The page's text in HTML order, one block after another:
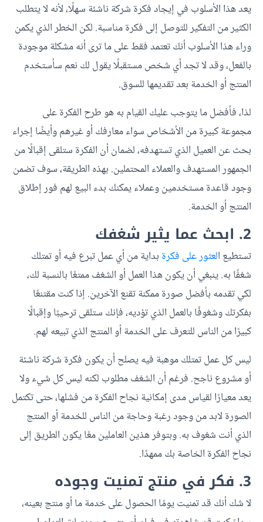
يعد هذا الأسلوب في إيجاد فكرة شركة ناشئة سهلًا، لأنه لا يتطلب
الكثير من التفكير للتوصل إلى فكرة مناسبة. لكن الخطر الذي يكمن
وراء هذا الأسلوب أنك تعتمد فقط على ما ترى أنه مشكلة موجودة
بالفعل، وقد لا تجد أي شخص مستقبلًا يقول لك نعم سأستخدم
المنتج أو الخدمة بعد تقديمها للسوق.
لذا، فأفضل ما يتوجب عليك القيام به هو طرح الفكرة على
مجموعة كبيرة من الأشخاص سواء معارفك أو غيرهم وأيضًا إجراء
بحث عن العميل الذي تستهدفه، لضمان أن الفكرة ستلقى إقبالًا من
الجمهور المستهدف والعملاء المحتملين. بهذه الطريقة، سوف تضمن
وجود قاعدة مستخدمين وعملاء يمكنك بدء البيع لهم فور إطلاق
المنتج أو الخدمة.
2. ابحث عما يثير شغفك
تستطيع العثور على فكرة بداية من أي عمل تبرع فيه أو تمتلك
شغفًا به. ينبغي أن يكون هذا العمل أو الشغف ممتعًا بالنسبة لك،
لكي تقدمه بأفضل صورة ممكنة تقنع الآخرين. إذا كنت مقتنعًا
بفكرتك وشغوفًا بالعمل الذي تؤديه، فإنك ستلقى ترحيبًا وإقبالًا
كبيرًا من الناس للتعرف على الخدمة أو المنتج الذي تبيعه لهم.
ليس كل عمل تمتلك موهبة فيه يصلح أن يكون فكرة شركة ناشئة
أو مشروع ناجح. فرغم أن الشغف مطلوب لكنه ليس كل شيء ولا
يعد معيارًا لقياس مدى إمكانية نجاح الفكرة من فشلها، حتى تكتمل
الصورة لابد من وجود رغبة وحاجة من الناس للخدمة أو المنتج
الذي أنت شغوف به. وبتوفر هذين العاملين معًا يكون الطريق إلى
نجاح الفكرة الخاصة بك ممهدًا.
3. فكر في منتج تمنيت وجوده
لا شك أنك قد تمنيت يومًا الحصول على خدمة ما أو منتج بعينه،